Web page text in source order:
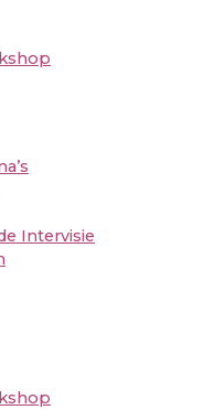
Intervisie